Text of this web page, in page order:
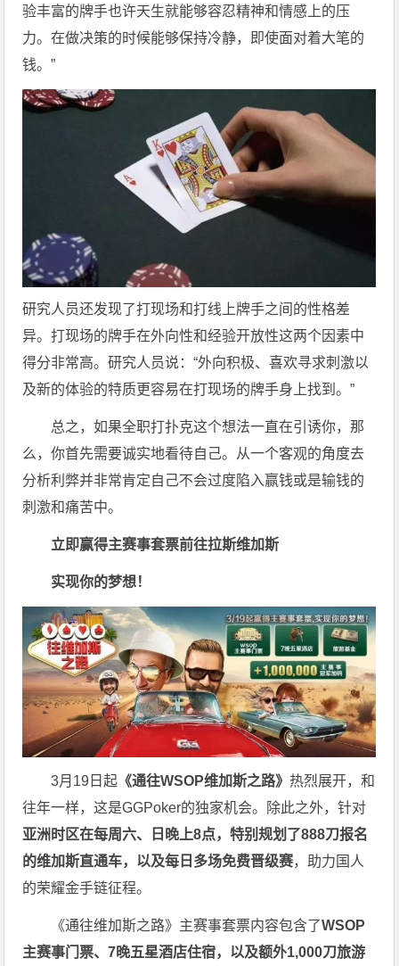
验丰富的牌手也许天生就能够容忍精神和情感上的压
力。在做决策的时候能够保持冷静，即使面对着大笔的
钱。”
研究人员还发现了打现场和打线上牌手之间的性格差
异。打现场的牌手在外向性和经验开放性这两个因素中
得分非常高。研究人员说：“外向积极、喜欢寻求刺激以
及新的体验的特质更容易在打现场的牌手身上找到。”
总之，如果全职打扑克这个想法一直在引诱你，那
么，你首先需要诚实地看待自己。从一个客观的角度去
分析利弊并非常肯定自己不会过度陷入赢钱或是输钱的
刺激和痛苦中。
立即赢得主赛事套票前往拉斯维加斯
实现你的梦想！
3月19日起 《通往WSOP维加斯之路》 热烈展开，和
往年一样，这是GGPoker的独家机会。除此之外，针对
亚洲时区在每周六、日晚上8点，特别规划了888刀报名
的维加斯直通车，以及每日多场免费晋级赛，助力国人
的荣耀金手链征程。
《通往维加斯之路》主赛事套票内容包含了WSOP
主赛事门票、7晚五星酒店住宿，以及额外1,000刀旅游